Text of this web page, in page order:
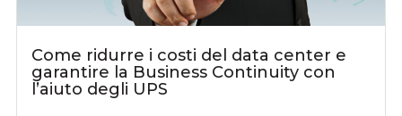
Come ridurre i costi del data center e
garantire la Business Continuity con
l’aiuto degli UPS